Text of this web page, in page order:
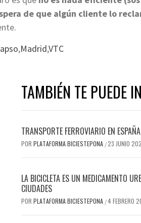
de que algún cliente lo
,Madrid,VTC
TAMBIÉN TE PUEDE
TRANSPORTE FERROVIARIO EN
POR PLATAFORMA BICIESTEPONA /23 JUNIO
LA BICICLETA ES UN MEDICAMENTO
CIUDADES
POR PLATAFORMA BICIESTEPONA /4 FEBRERO